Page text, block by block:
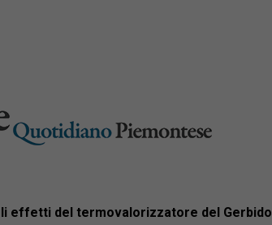
effetti del termovalorizzatore del Gerbido